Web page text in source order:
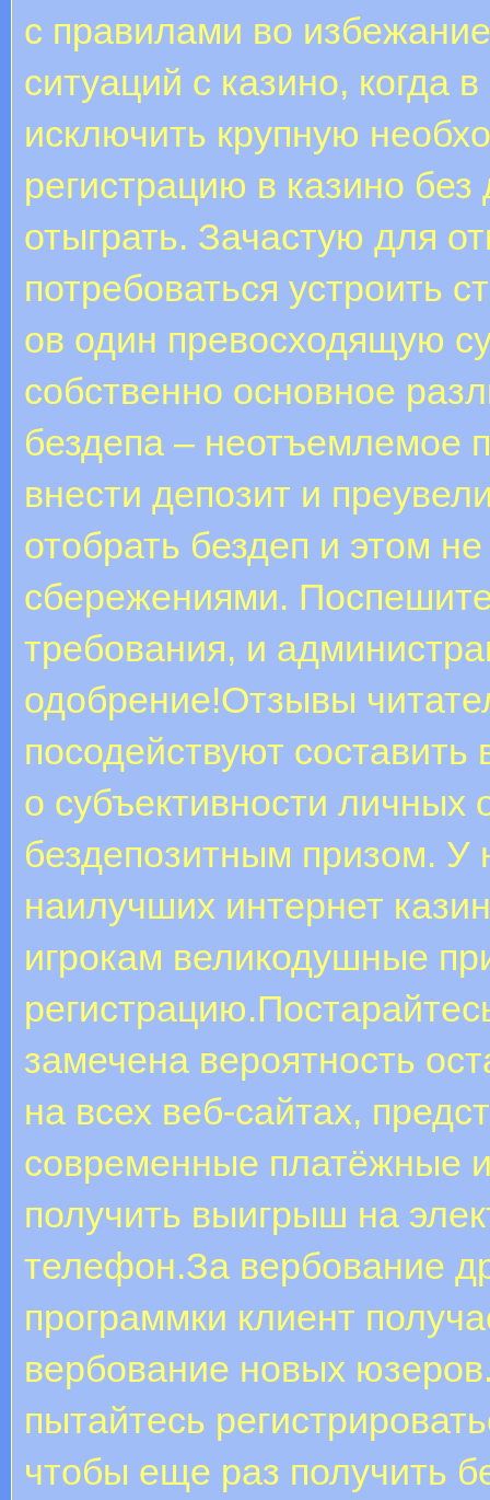
с правилами во
ситуаций с казино, когда
исключить крупную
регистрацию в казино
отыграть. Зачастую для
потребоваться устроить
ов один превосходящую
собственно основное
бездепа – неотъемлемое
внести депозит и
отобрать бездеп и этом
сбережениями.
требования, и
одобрение!Отзывы
посодействуют
о субъективности личных
бездепозитным призом. У
наилучших интернет
игрокам великодушные
замечена вероятность
на всех веб-сайтах,
современные платёжные
получить выигрыш на
телефон.За вербование
программки клиент
вербование новых
пытайтесь
чтобы еще раз получить